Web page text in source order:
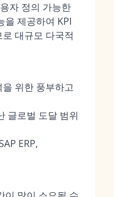
자 정의 가능한
을 제공하여 KPI
대규모 다국적
위한 풍부하고
글로벌 도달 범위
ERP,